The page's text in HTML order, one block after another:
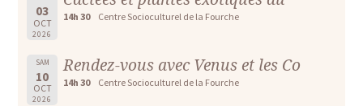
03
OCT
2026
14h 30 Centre Socioculturel de la Fourche
SAM
10
OCT
2026
Rendez-vous avec Venus et les Co
14h 30 Centre Socioculturel de la Fourche